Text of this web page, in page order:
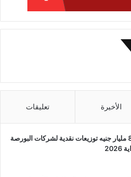
الأخيرة تعليقات
82.34 مليار جنيه توزيعات نقدية لشركات البورصة